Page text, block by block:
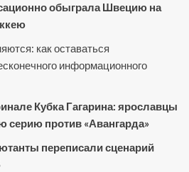
обыграла Швецию на
как оставаться
информационного
Кубка Гагарина: ярославцы
серию против «Авангарда»
переписали сценарий